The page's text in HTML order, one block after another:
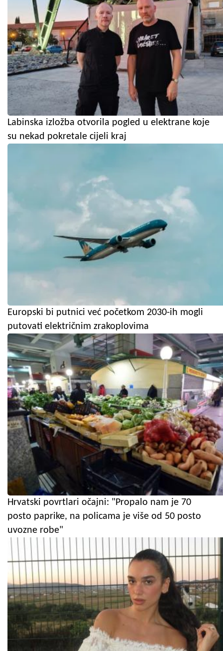
Labinska izložba otvorila pogled u elektrane koje
su nekad pokretale cijeli kraj
Europski bi putnici već početkom 2030-ih mogli
putovati električnim zrakoplovima
Hrvatski povrtlari očajni: "Propalo nam je 70
posto paprike, na policama je više od 50 posto
uvozne robe"